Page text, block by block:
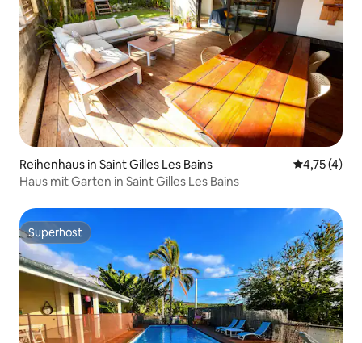
Reihenhaus in Saint Gilles Les Bains
4,75 (4)
Haus mit Garten in Saint Gilles Les Bains
Superhost
Superhost